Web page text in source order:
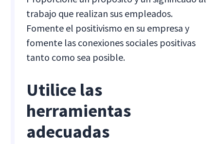
trabajo que realizan sus empleados.
Fomente el positivismo en su empresa y
fomente las conexiones sociales positivas
tanto como sea posible.
Utilice las
herramientas
adecuadas